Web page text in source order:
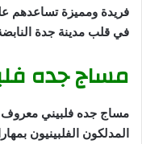
فريدة ومميزة تساعدهم
في قلب مدينة جدة
مساج جده
مساج جده فلبيني معروف
المدلكون الفلبينيون